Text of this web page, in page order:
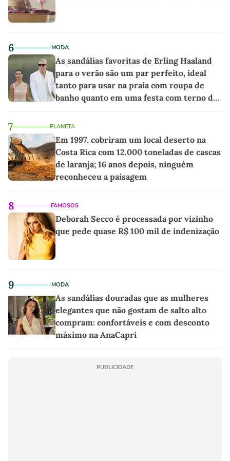
6 MODA
As sandálias favoritas de Erling Haaland
para o verão são um par perfeito, ideal
tanto para usar na praia com roupa de
banho quanto em uma festa com terno de
7 PLANETA
Em 1997, cobriram um local deserto na
Costa Rica com 12.000 toneladas de cascas
de laranja; 16 anos depois, ninguém
reconheceu a paisagem
8 FAMOSOS
Deborah Secco é processada por vizinho
que pede quase R$ 100 mil de indenização
9 MODA
As sandálias douradas que as mulheres
elegantes que não gostam de salto alto
compram: confortáveis e com desconto
máximo na AnaCapri
PUBLICIDADE